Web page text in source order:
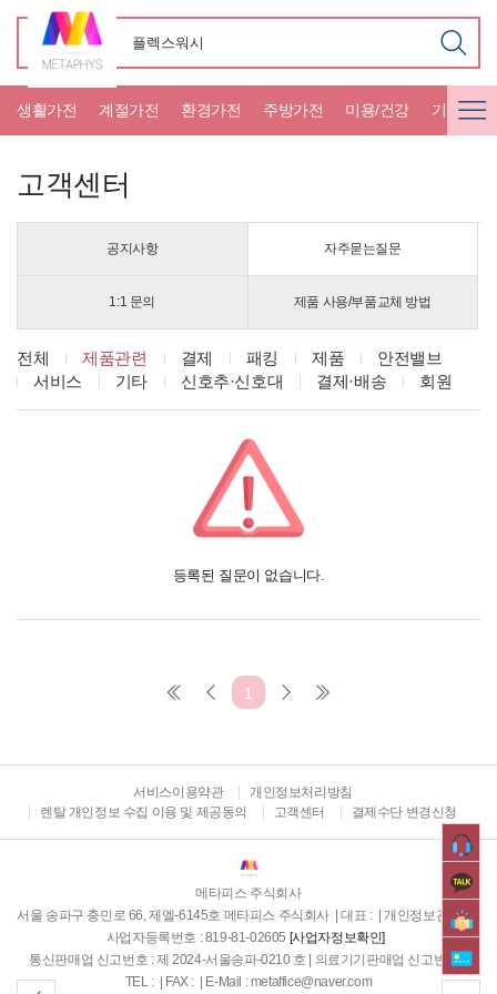
생활가전 계절가전 환경가전 주방가전 미용/건강 기타가전
고객센터
공지사항 자주묻는질문
1:1 문의 제품 사용/부품교체 방법
전체 제품관련 결제 패킹 제품
안전밸브
서비스
기타 신호추·신호대 결제·배송 회원
등록된 질문이 없습니다.
1
서비스이용약관
개인정보처리방침
렌탈 개인정보 수집 이용 및 제공동의
고객센터 결제수단 변경신청
메타피스 주식회사
서울 송파구 충민로 66, 제엘-6145호 메타피스 주식회사 | 대표 : | 개인정보관리자 :
사업자등록번호 : 819-81-02605 [사업자정보확인]
통신판매업 신고번호 : 제 2024-서울송파-0210 호 | 의료기기판매업 신고번호:
TEL : | FAX : | E-Mail : metaffice@naver.com